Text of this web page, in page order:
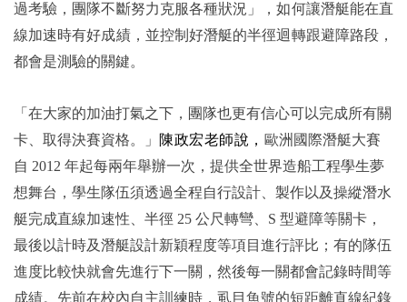
過考驗，團隊不斷努力克服各種狀況」，如何讓潛艇能在直
線加速時有好成績，並控制好潛艇的半徑迴轉跟避障路段，
都會是測驗的關鍵。
「在大家的加油打氣之下，團隊也更有信心可以完成所有關
卡、取得決賽資格。」
陳政宏老師說， 歐洲國際潛艇大賽
自 2012 年起每兩年舉辦一次，提供全世界造船工程學生夢
想舞台，學生隊伍須透過全程自行設計、製作以及操縱潛水
艇完成直線加速性、半徑 25 公尺轉彎、S 型避障等關卡，
最後以計時及潛艇設計新穎程度等項目進行評比；有的隊伍
進度比較快就會先進行下一關，然後每一關都會記錄時間等
成績。先前在校內自主訓練時，虱目魚號的短距離直線紀錄